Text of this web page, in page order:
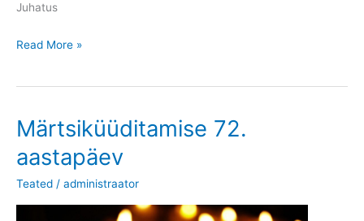
Juhatus
Märtsiküüditamise
Read More »
Märtsiküüditamise 72.
aastapäev
Teated / administraator